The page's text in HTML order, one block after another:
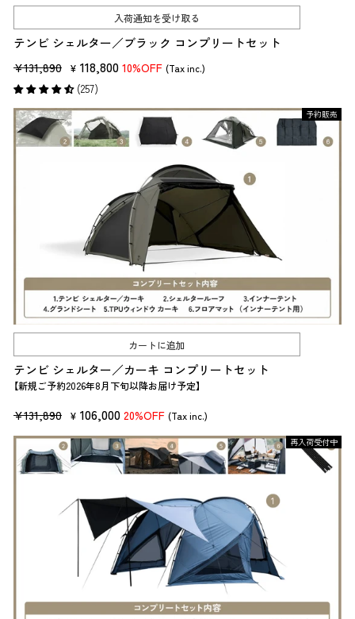
入荷通知を受け取る
テンビ シェルター／ブラック コンプリートセット
販
売
価
格
¥131,890 セ
ー
ル
価
格
¥ 118,800 10%OFF (Tax inc.)
(257)
予約販売
カートに追加
テンビ シェルター／カーキ コンプリートセット
【新規ご予約2026年8月下旬以降お届け予定】
販
売
価
格
¥131,890 セ
ー
ル
価
¥ 106,000 20%OFF (Tax inc.)
再入荷受付中